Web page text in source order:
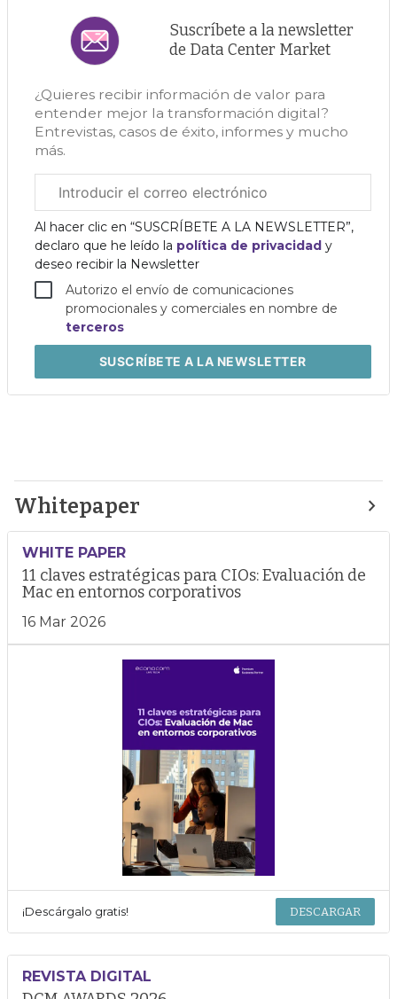
Suscríbete a la newsletter
de Data Center Market
¿Quieres recibir información de valor para
entender mejor la transformación digital?
Entrevistas, casos de éxito, informes y mucho
más.
electrónico
corporativo
Al hacer clic en “SUSCRÍBETE A LA NEWSLETTER”,
declaro que he leído la política de privacidad y
deseo recibir la Newsletter
Autorizo el envío de comunicaciones
promocionales y comerciales en nombre de
terceros
SUSCRÍBETEA LA NEWSLETTER
Whitepaper
WHITE PAPER
11 claves estratégicas para CIOs: Evaluación de
Mac en entornos corporativos
16 Mar 2026
¡Descárgalo gratis! DESCARGAR
REVISTA DIGITAL